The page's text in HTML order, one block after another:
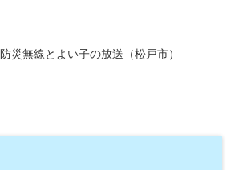
防災無線とよい子の放送（松戸市）